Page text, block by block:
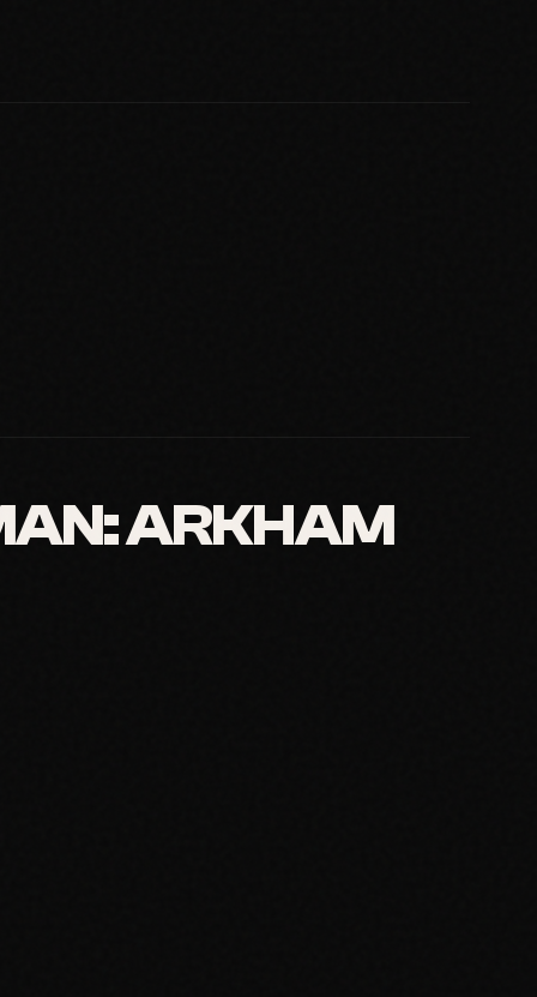
ARKHAM